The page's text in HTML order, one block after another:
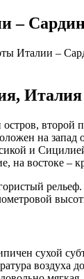
–
Италии –
Италия
второй
на запад
и
на востоке –
сухой
воздуха